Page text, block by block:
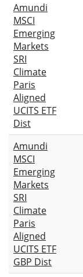
Amundi
MSCI
Emerging
Markets
SRI
Climate
Paris
Aligned
UCITS ETF
Dist
Amundi
MSCI
Emerging
Markets
SRI
Climate
Paris
Aligned
UCITS ETF
GBP Dist